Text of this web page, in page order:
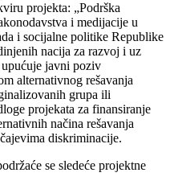
projekta: „Podrška
i medijacije u
i socijalne politike Republike
nacija za razvoj i uz
javni poziv
alternativnog rešavanja
grupa ili
projekata za finansiranje
načina rešavanja
diskriminacije.
se sledeće projektne